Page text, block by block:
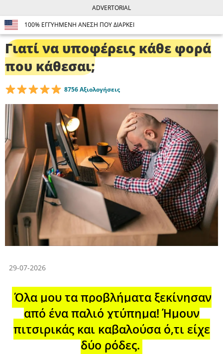
ADVERTORIAL
100% ΕΓΓΥΗΜΕΝΗ ΑΝΕΣΗ ΠΟΥ ΔΙΑΡΚΕΙ
Γιατί να υποφέρεις κάθε φορά
που κάθεσαι;
8756 Αξιολογήσεις
29-07-2026
Όλα μου τα προβλήματα ξεκίνησαν
από ένα παλιό χτύπημα! Ήμουν
πιτσιρικάς και καβαλούσα ό,τι είχε
δύο ρόδες.